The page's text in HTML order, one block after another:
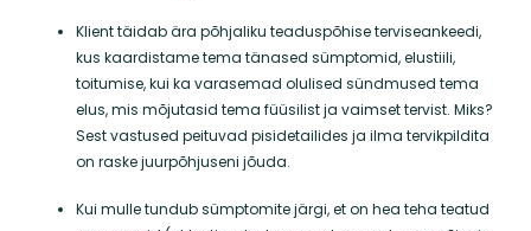
Klient täidab ära põhjaliku teaduspõhise terviseankeedi,
kus kaardistame tema tänased sümptomid, elustiili,
toitumise, kui ka varasemad olulised sündmused tema
elus, mis mõjutasid tema füüsilist ja vaimset tervist. Miks?
Sest vastused peituvad pisidetailides ja ilma tervikpildita
on raske juurpõhjuseni jõuda.
Kui mulle tundub sümptomite järgi, et on hea teha teatud